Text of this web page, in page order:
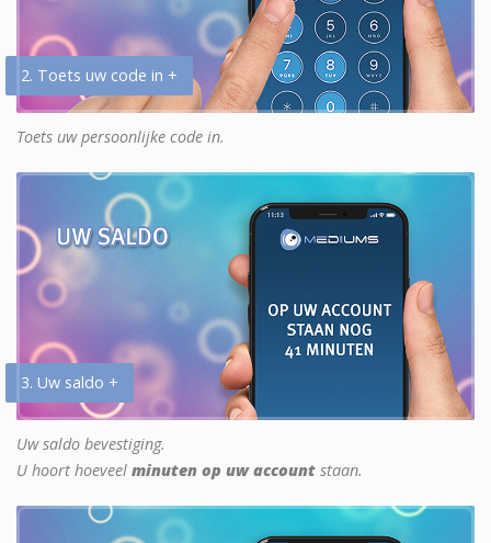
2. Toets uw code in +
Toets uw persoonlijke code in.
3. Uw saldo +
Uw saldo bevestiging.
U hoort hoeveel minuten op uw account staan.